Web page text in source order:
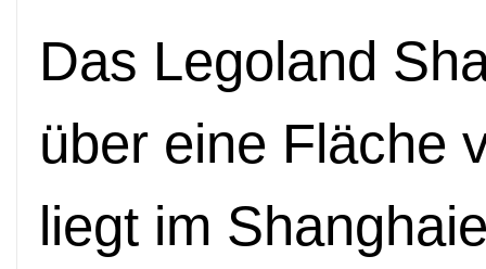
Das Legoland
über eine Fläche
liegt im